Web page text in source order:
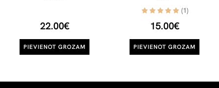
22.00€
PIEVIENOT GROZAM
(1)
15.00€
PIEVIENOT GROZAM